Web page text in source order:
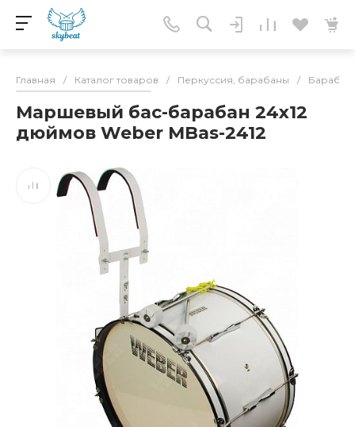
Главная / Каталог товаров / Перкуссия, барабаны /
Маршевый бас-барабан 24х12
дюймов Weber MBas-2412